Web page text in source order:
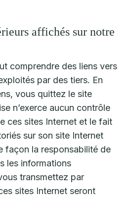
affichés sur notre
comprendre des liens vers
par des tiers. En
vous quittez le site
n’exerce aucun contrôle
ces sites Internet et le fait
sur son site Internet
façon la responsabilité de
les informations
transmettez par
sites Internet seront